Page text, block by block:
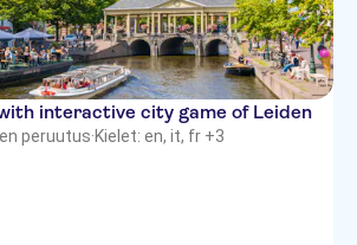
interactive city game of Leiden
peruutus·Kielet: en, it, fr +3